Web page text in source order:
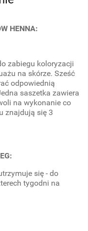
HENNA:
zabiegu koloryzacji
na skórze. Sześć
odpowiednią
saszetka zawiera
na wykonanie co
znajdują się 3
się - do
tygodni na